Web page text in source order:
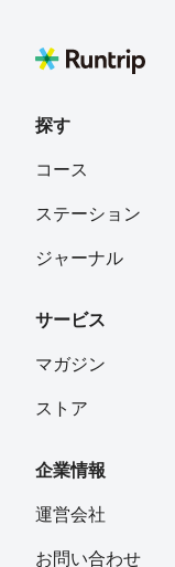
探す
コース
ステーション
ジャーナル
サービス
マガジン
ストア
企業情報
運営会社
お問い合わせ